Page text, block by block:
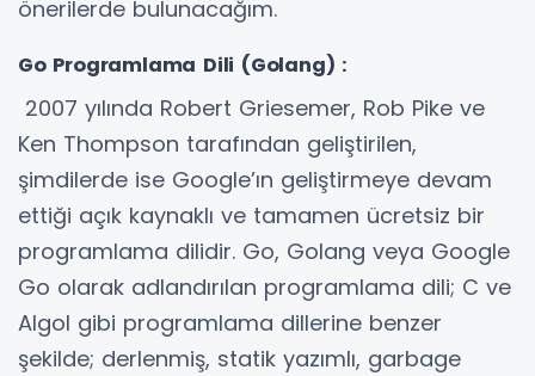
önerilerde bulunacağım.
Go Programlama Dili (Golang) :
2007 yılında Robert Griesemer, Rob Pike ve
Ken Thompson tarafından geliştirilen,
şimdilerde ise Google’ın geliştirmeye devam
ettiği açık kaynaklı ve tamamen ücretsiz bir
programlama dilidir. Go, Golang veya Google
Go olarak adlandırılan programlama dili; C ve
Algol gibi programlama dillerine benzer
şekilde; derlenmiş, statik yazımlı, garbage